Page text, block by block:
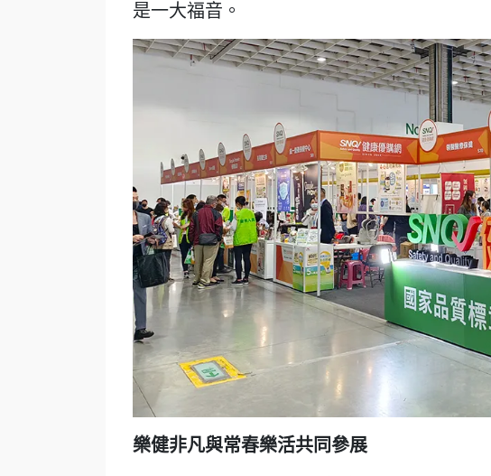
是一大福音。
樂健非凡與常春樂活共同參展